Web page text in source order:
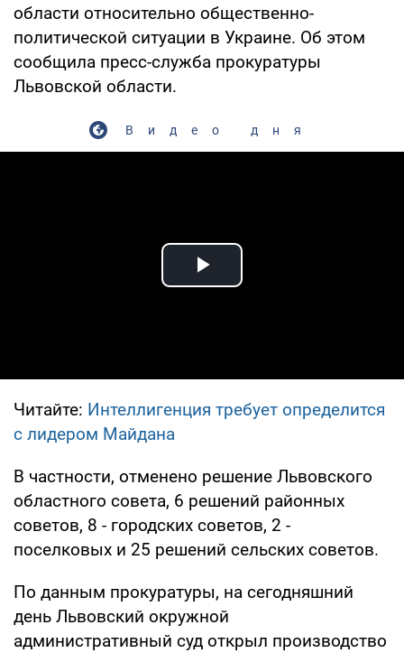
области относительно общественно-
политической ситуации в Украине. Об этом
сообщила пресс-служба прокуратуры
Львовской области.
Видео дня
Play Video
Читайте: Интеллигенция требует определится
с лидером Майдана
В частности, отменено решение Львовского
областного совета, 6 решений районных
советов, 8 - городских советов, 2 -
поселковых и 25 решений сельских советов.
По данным прокуратуры, на сегодняшний
день Львовский окружной
административный суд открыл производство